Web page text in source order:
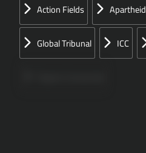
Action Fields Apartheid
Global Tribunal ICC